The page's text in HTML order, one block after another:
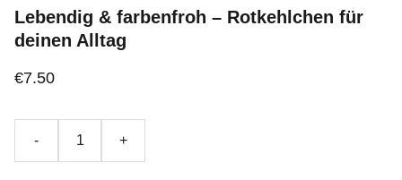
Lebendig & farbenfroh – Rotkehlchen für
deinen Alltag
€7.50
- +